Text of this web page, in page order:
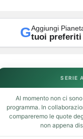
GAggiungi
tuoi preferiti
SERIE A
Al momento non ci
programma. In
compareremo le quote
non appena